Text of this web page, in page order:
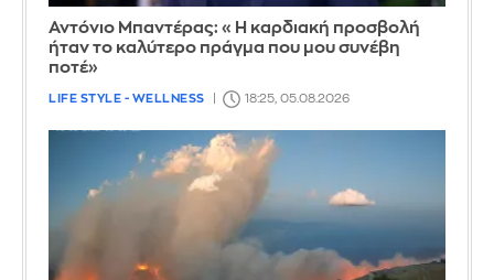
Αντόνιο Μπαντέρας: «Η καρδιακή προσβολή
ήταν το καλύτερο πράγμα που μου συνέβη
ποτέ»
LIFE STYLE - WELLNESS 18:25, 05.08.2026